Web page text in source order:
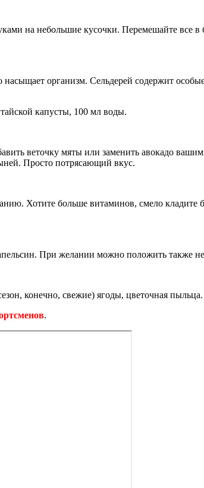
на небольшие кусочки. Перемешайте все в
организм. Сельдерей содержит
капусты, 100 мл воды.
веточку мяты или заменить авокадо
Просто потрясающий вкус.
Хотите больше витаминов, смело кладите
При желании можно положить также
конечно, свежие) ягоды, цветочная пыльца.
.